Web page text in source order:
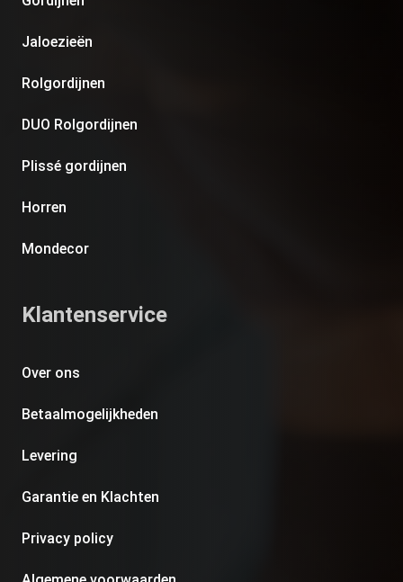
Jaloezieën
Rolgordijnen
DUO Rolgordijnen
Plissé gordijnen
Horren
Mondecor
Klantenservice
Over ons
Betaalmogelijkheden
Levering
Garantie en Klachten
Privacy policy